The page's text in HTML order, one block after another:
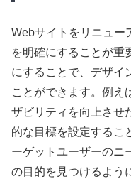
Webサイトをリニュー
を明確にすることが重
にすることで、デザイ
ことができます。例え
ザビリティを向上させ
的な目標を設定するこ
ーゲットユーザーのニ
の目的を見つけるよう